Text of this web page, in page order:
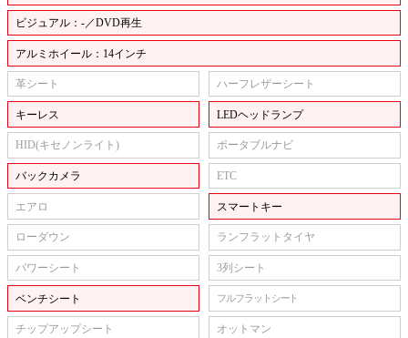
ビジュアル：-／DVD再生
アルミホイール：14インチ
革シート ハーフレザーシート
キーレス LEDヘッドランプ
HID(キセノンライト) ポータブルナビ
バックカメラ ETC
エアロ スマートキー
ローダウン ランフラットタイヤ
パワーシート 3列シート
ベンチシート フルフラットシート
チップアップシート オットマン